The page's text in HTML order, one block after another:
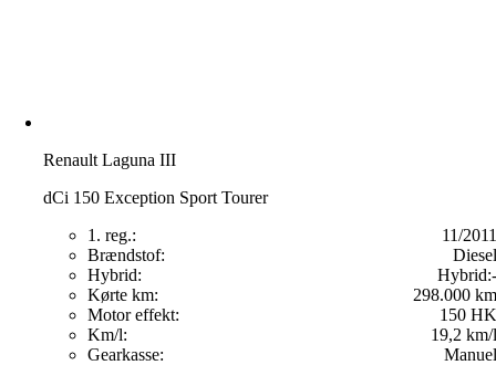
Renault Laguna III
dCi 150 Exception Sport Tourer
1. reg.:
11/2011
Brændstof:
Diesel
Hybrid:
Hybrid:-
Kørte km:
298.000 km
Motor effekt:
150 HK
Km/l:
19,2 km/l
Gearkasse:
Manuel